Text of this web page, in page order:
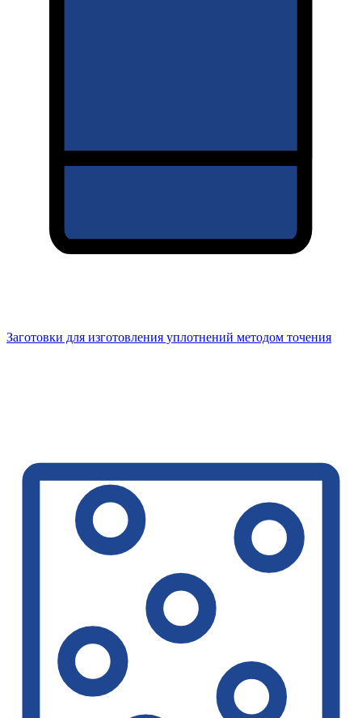
Заготовки для изготовления уплотнений методом точения